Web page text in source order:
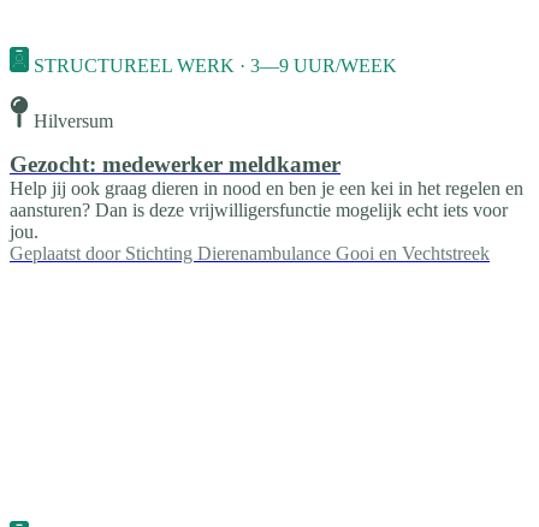
STRUCTUREEL WERK · 3—9 UUR/WEEK
Hilversum
Gezocht: medewerker meldkamer
Help jij ook graag dieren in nood en ben je een kei in het regelen en
aansturen? Dan is deze vrijwilligersfunctie mogelijk echt iets voor
jou.
Geplaatst door Stichting Dierenambulance Gooi en Vechtstreek